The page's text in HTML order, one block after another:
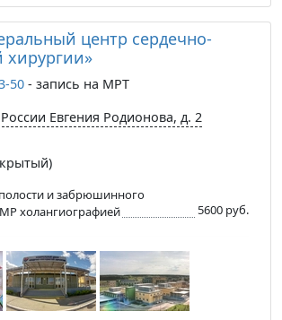
центр сердечно-
хирургии»
50 - запись на МРТ
Евгения Родионова, д. 2
и забрюшинного
МР холангиографией
5600 руб.